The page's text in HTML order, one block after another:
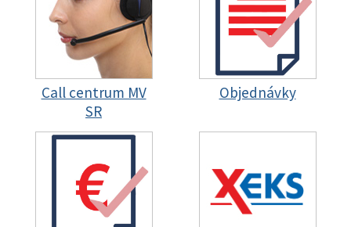
Call centrum MV
SR
Objednávky